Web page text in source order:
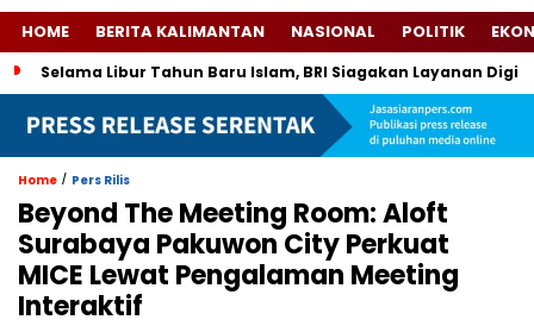
HOME BERITA KALIMANTAN NASIONAL POLITIK
Selama Libur Tahun Baru Islam, BRI Siagakan Layanan
Home / Pers Rilis
Beyond The Meeting Room: Aloft
Surabaya Pakuwon City Perkuat
MICE Lewat Pengalaman Meeting
Interaktif